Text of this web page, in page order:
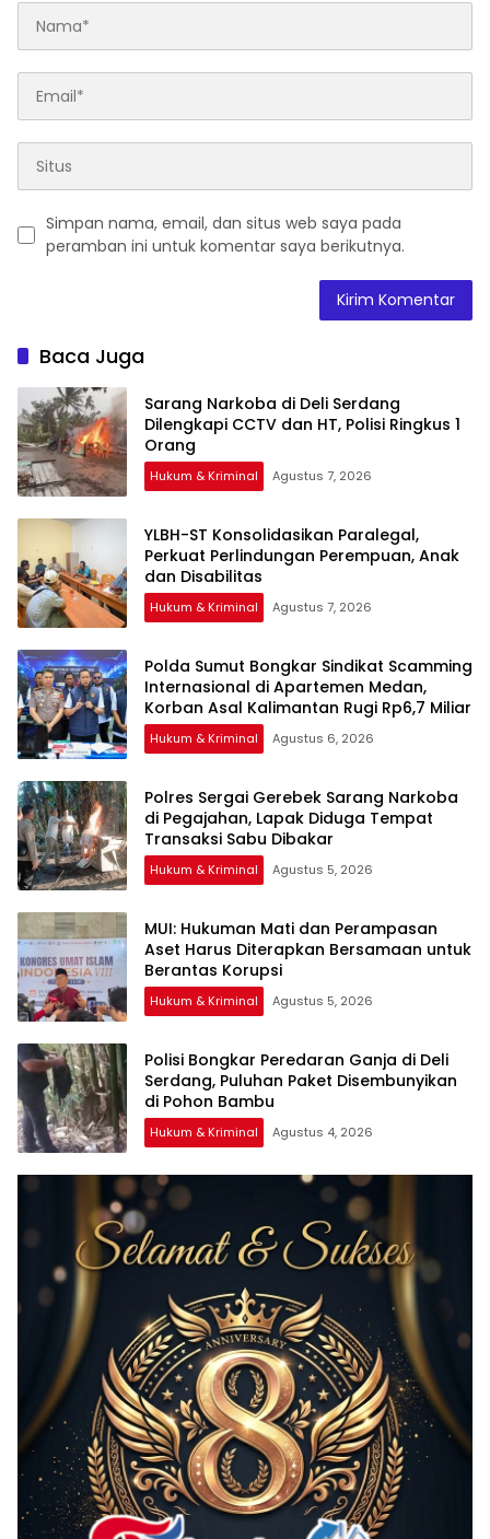
Simpan nama, email, dan situs web saya pada
peramban ini untuk komentar saya berikutnya.
Baca Juga
Sarang Narkoba di Deli Serdang
Dilengkapi CCTV dan HT, Polisi Ringkus 1
Orang
Hukum & Kriminal Agustus 7, 2026
YLBH-ST Konsolidasikan Paralegal,
Perkuat Perlindungan Perempuan, Anak
Hukum & Kriminal Agustus 7, 2026
Polda Sumut Bongkar Sindikat Scamming
Internasional di Apartemen Medan,
Korban Asal Kalimantan Rugi Rp6,7 Miliar
Hukum & Kriminal Agustus 6, 2026
Polres Sergai Gerebek Sarang Narkoba
di Pegajahan, Lapak Diduga Tempat
Transaksi Sabu Dibakar
Hukum & Kriminal Agustus 5, 2026
‎MUI: Hukuman Mati dan Perampasan
Aset Harus Diterapkan Bersamaan untuk
Hukum & Kriminal Agustus 5, 2026
Polisi Bongkar Peredaran Ganja di Deli
Serdang, Puluhan Paket Disembunyikan
di Pohon Bambu
Hukum & Kriminal Agustus 4, 2026